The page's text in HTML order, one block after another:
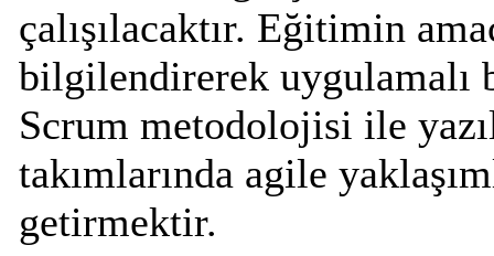
çalışılacaktır. Eğitimin
bilgilendirerek uygulamalı
Scrum metodolojisi ile
takımlarında agile
getirmektir.